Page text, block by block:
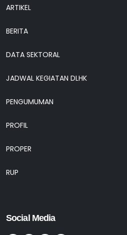
ARTIKEL
BERITA
DATA SEKTORAL
JADWAL KEGIATAN DLHK
PENGUMUMAN
PROFIL
PROPER
RUP
Social Media